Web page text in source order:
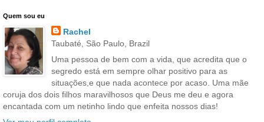
Quem sou eu
Rachel
Taubaté, São Paulo, Brazil
Uma pessoa de bem com a vida, que acredita que o
segredo está em sempre olhar positivo para as
situações,e que nada acontece por acaso. Uma mãe
coruja dos dois filhos maravilhosos que Deus me deu e agora
encantada com um netinho lindo que enfeita nossos dias!